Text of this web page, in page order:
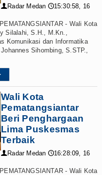
👤 Radar Medan 🕔15:30:58, 16
- Wali Kota
Silalahi, S.H., M.Kn.,
Komunikasi dan Informatika
Sihombing, S.STP.,
Wali Kota
Pematangsiantar
Beri Penghargaan
Lima Puskesmas
Terbaik
👤 Radar Medan 🕔16:28:09, 16
- Wali Kota